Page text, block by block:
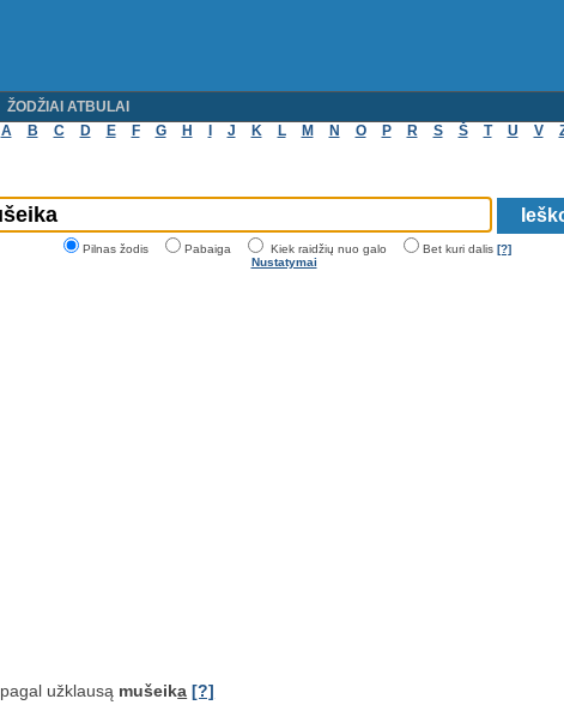
ŽODŽIAI ATBULAI
A
B C D E F G H J K L M N O P R S Š T U V
Pilnas žodis Pabaiga Kiek raidžių nuo galo Bet kuri dalis [?]
Nustatymai
pagal užklausą mušeika [?]